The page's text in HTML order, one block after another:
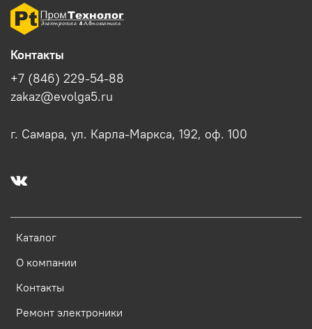
Каталог
О компании
Контакты
Ремонт электроники
Контакты
+7 (846) 229-54-88
zakaz@evolga5.ru
г. Самара, ул. Карла-Маркса, 192, оф. 100